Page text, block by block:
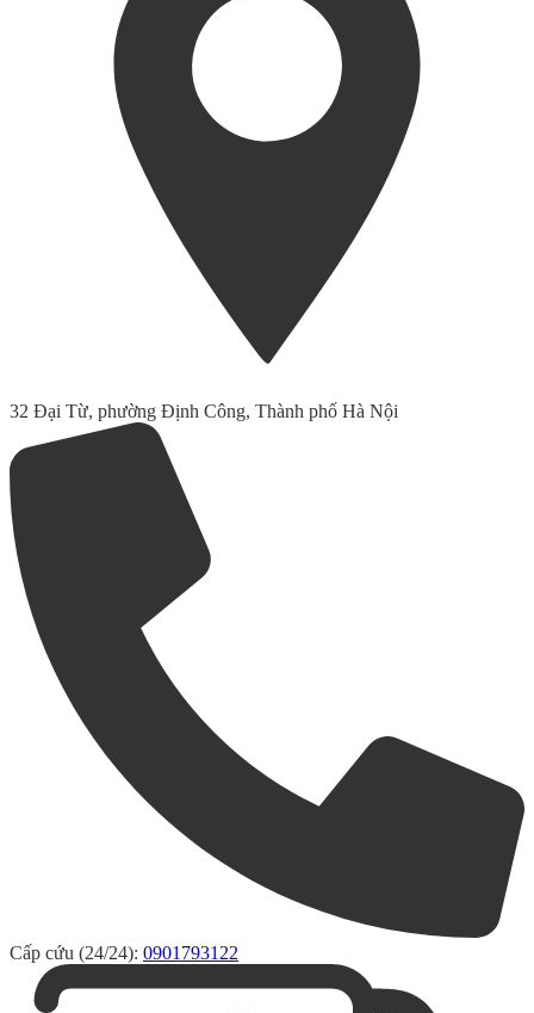
32 Đại Từ, phường Định Công, Thành phố Hà Nội
Cấp cứu (24/24): 0901793122